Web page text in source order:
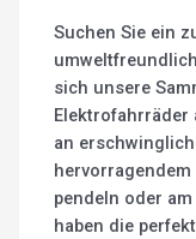
Suchen Sie ein
sich unsere
Elektrofahrräder
an
pendeln oder
haben die